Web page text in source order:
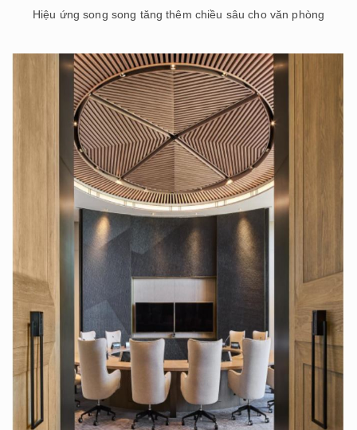
Hiệu ứng song song tăng thêm chiều sâu cho văn phòng